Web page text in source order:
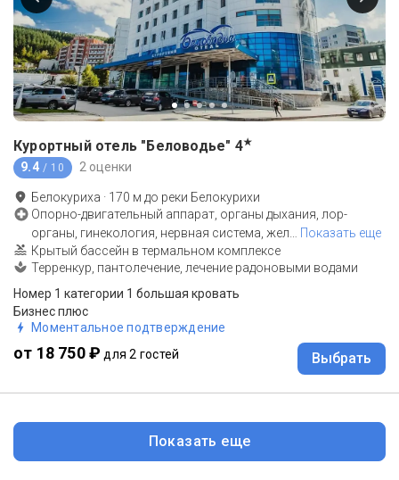
Курортный отель "Беловодье" 4★
9.4 / 10 2 оценки
Белокуриха · 170 м до реки Белокурихи
Опорно-двигательный аппарат, органы дыхания, лор-
органы, гинекология, нервная система, жел
Показать еще
Крытый бассейн в термальном комплексе
Терренкур, пантолечение, лечение радоновыми водами
Номер 1 категории 1 большая кровать
Бизнес плюс
Моментальное подтверждение
от 18 750 ₽ для 2 гостей Выбрать
Показать еще